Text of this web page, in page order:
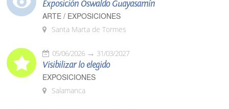
Exposición Oswaldo Guayasamín
ARTE / EXPOSICIONES
Santa Marta de Tormes
05/06/2026 31/03/2027
Visibilizar lo elegido
EXPOSICIONES
Salamanca